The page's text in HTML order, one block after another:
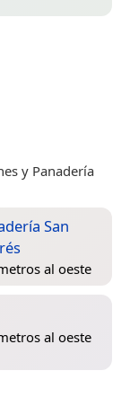
y Panadería
San
al oeste
al oeste